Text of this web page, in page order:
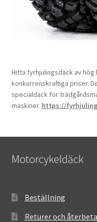
Hitta fyrhjulingsdäck av
konkurrenskraftiga priser.
specialdäck för
maskiner. https://
Motorcykeldäck
Beställning
Returer och